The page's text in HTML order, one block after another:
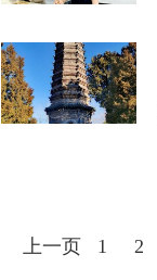
上一页 1 2